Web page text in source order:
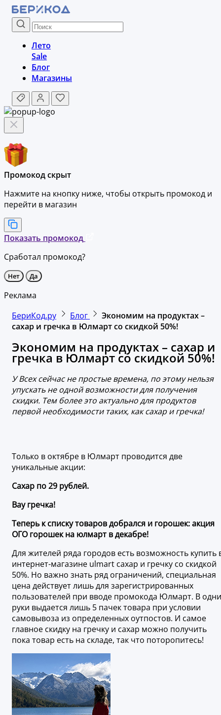
Лето
Sale
Блог
Магазины
Промокод скрыт
Нажмите на кнопку ниже, чтобы открыть промокод и
перейти в магазин
Показать промокод
Сработал промокод?
Нет Да
Реклама
БериКод.ру
Блог
Экономим на продуктах –
сахар и гречка в Юлмарт со скидкой 50%!
Экономим на продуктах – сахар и
гречка в Юлмарт со скидкой 50%!
У Всех сейчас не простые времена, по этому нельзя
упускать не одной возможности для получения
скидки. Тем более это актуально для продуктов
первой необходимости таких, как сахар и гречка!
Только в октябре в Юлмарт проводится две
уникальные акции:
Сахар по 29 рублей.
Вау гречка!
Теперь к списку товаров добрался и горошек: акция
ОГО горошек на юлмарт в декабре!
Для жителей ряда городов есть возможность купить
интернет-магазине ulmart сахар и гречку со скидкой
50%. Но важно знать ряд ограничений, специальная
цена действует лишь для зарегистрированных
пользователей при вводе промокода Юлмарт. В одни
руки выдается лишь 5 пачек товара при условии
самовывоза из определенных оутпостов. И самое
главное скидку на гречку и сахар можно получить
пока товар есть на складе, так что поторопитесь!